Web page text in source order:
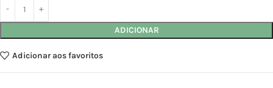
ADICIONAR
Adicionar aos favoritos